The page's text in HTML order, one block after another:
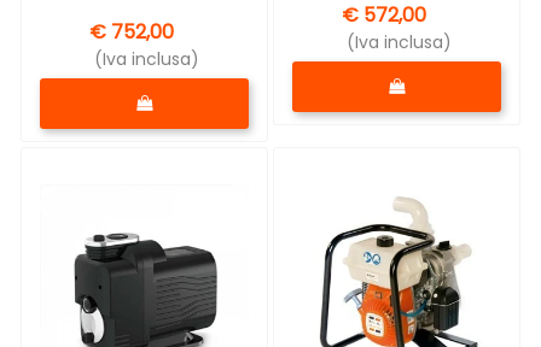
€ 752,00
(Iva inclusa)
Quantità
€ 572,00
(Iva inclusa)
Quantità